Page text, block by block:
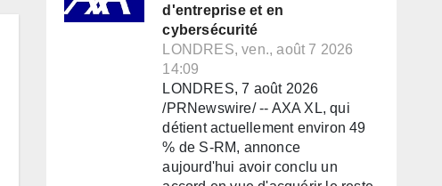
d'entreprise et en
cybersécurité
LONDRES, ven., août 7 2026
14:09
LONDRES, 7 août 2026
/PRNewswire/ -- AXA XL, qui
détient actuellement environ 49
% de S-RM, annonce
aujourd'hui avoir conclu un